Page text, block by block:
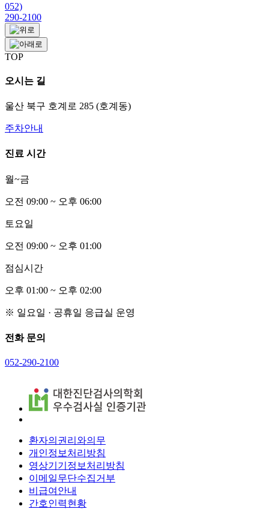
052)
290-2100
TOP
오시는 길
울산 북구 호계로 285 (호계동)
주차안내
진료 시간
월~금
오전 09:00 ~ 오후 06:00
토요일
오전 09:00 ~ 오후 01:00
점심시간
오후 01:00 ~ 오후 02:00
※ 일요일 · 공휴일 응급실 운영
전화 문의
052-290-2100
환자의권리와의무
개인정보처리방침
영상기기정보처리방침
이메일무단수집거부
비급여안내
간호인력현황